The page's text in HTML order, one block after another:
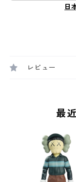
日
レビュー
最